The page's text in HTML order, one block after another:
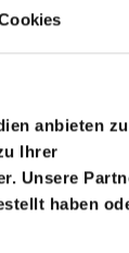
anbieten zu
Ihrer
Unsere
haben